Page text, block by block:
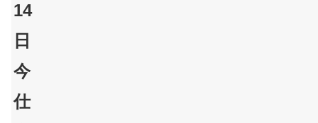
14
日
今
仕